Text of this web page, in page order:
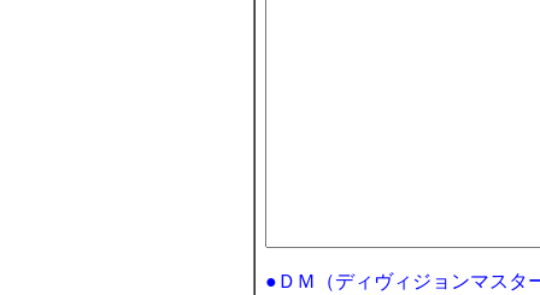
●ＤＭ（ディヴィジョンマスタ